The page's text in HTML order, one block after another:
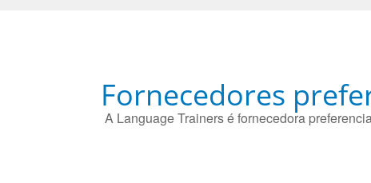
Fornecedores
A Language Trainers é fornecedora